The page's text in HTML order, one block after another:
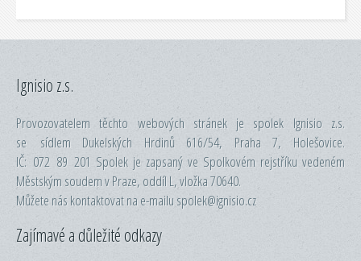
Zajímavé a důležité odkazy
Ignisio z.s.
Provozovatelem těchto webových stránek je spolek Ignisio z.s.
se sídlem Dukelských Hrdinů 616/54, Praha 7, Holešovice.
IČ: 072 89 201 Spolek je zapsaný ve Spolkovém rejstříku vedeném
Městským soudem v Praze, oddíl L, vložka 70640.
Můžete nás kontaktovat na e-mailu spolek@ignisio.cz